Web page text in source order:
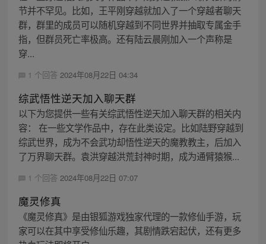
节并不罕见。比如，王平刚穿越就加入了一个穿越者聊天
群，群里的成员可以随机穿越到不同世界并抽取专属金手
指，但群员死亡率极高。还有陆云晨刚加入一个声称是
穿...
1 个回答 2024年08月22日 04:34
综武悟性逆天加入聊天群
以下为您提供一些有关综武悟性逆天加入聊天群的相关内
容： 在一些文学作品中，存在此类设定。比如陆野穿越到
综武世界，成为不会武功却悟性逆天的魔教教主，后加入
了万界聊天群。袁洪穿越洪荒封神时期，成为通臂猿猴...
1 个回答 2024年08月22日 07:07
魔灵修真
《魔灵修真》是由银狐游戏独家代理的一款修仙手游，玩
家可以在其中享受修仙乐趣，其剧情跌宕起伏，还有更多